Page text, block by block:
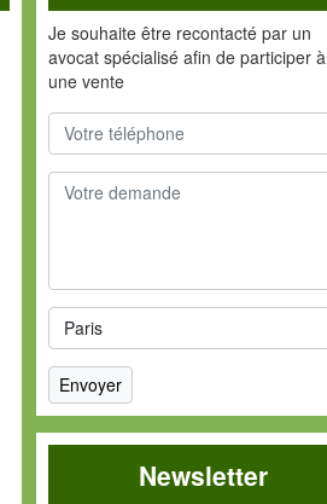
Je souhaite être recontacté par un
avocat spécialisé afin de participer à
une vente
Newsletter